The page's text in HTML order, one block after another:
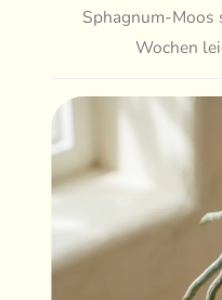
Sphagnum-Moos
Wochen